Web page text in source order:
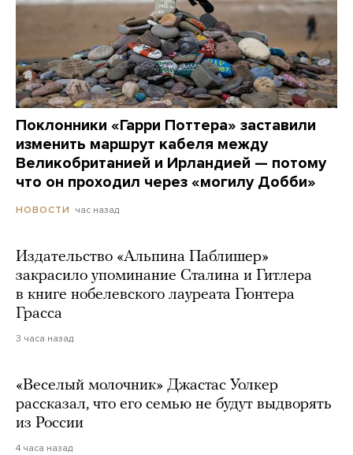
Поклонники «Гарри Поттера» заставили
изменить маршрут кабеля между
Великобританией и Ирландией — потому
что он проходил через «могилу Добби»
НОВОСТИ час назад
Издательство «Альпина Паблишер»
закрасило упоминание Сталина и Гитлера
в книге нобелевского лауреата Гюнтера
Грасса
3 часа назад
«Веселый молочник» Джастас Уолкер
рассказал, что его семью не будут выдворять
из России
4 часа назад